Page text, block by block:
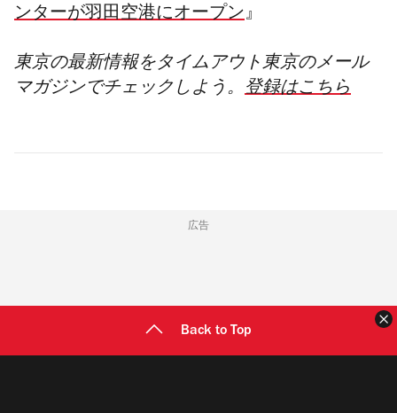
ンターが羽田空港にオープン』
東京の最新情報をタイムアウト東京のメール
マガジンでチェックしよう。 登録はこちら
広告
Back to Top